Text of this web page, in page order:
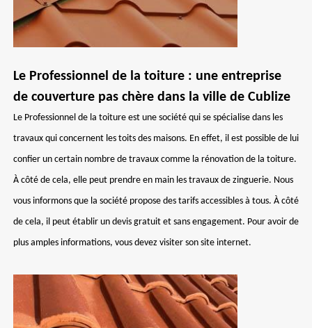
Le Professionnel de la toiture : une entreprise
de couverture pas chère dans la ville de Cublize
Le Professionnel de la toiture est une société qui se spécialise dans les
travaux qui concernent les toits des maisons. En effet, il est possible de lui
confier un certain nombre de travaux comme la rénovation de la toiture.
À côté de cela, elle peut prendre en main les travaux de zinguerie. Nous
vous informons que la société propose des tarifs accessibles à tous. À côté
de cela, il peut établir un devis gratuit et sans engagement. Pour avoir de
plus amples informations, vous devez visiter son site internet.